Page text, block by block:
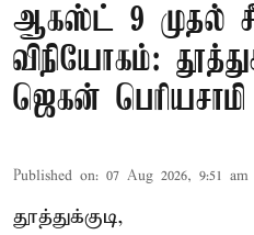
ஆகஸ்ட் 9 முதல்
விநியோகம்:
ஜெகன் பெரியசாமி
Published on: 07 Aug 2026, 9:51 am
தூத்துக்குடி,